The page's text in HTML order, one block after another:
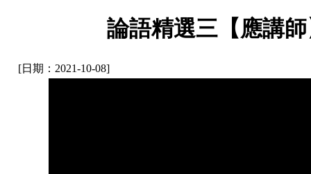
論語精選三【應講
[日期：2021-10-08]